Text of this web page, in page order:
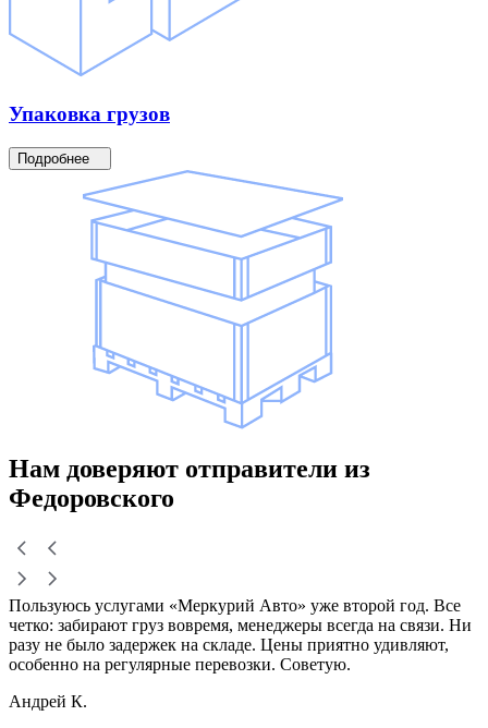
Упаковка грузов
Подробнее
Нам доверяют отправители из
Федоровского
Пользуюсь услугами «Меркурий Авто» уже второй год. Все
четко: забирают груз вовремя, менеджеры всегда на связи. Ни
разу не было задержек на складе. Цены приятно удивляют,
особенно на регулярные перевозки. Советую.
Андрей К.